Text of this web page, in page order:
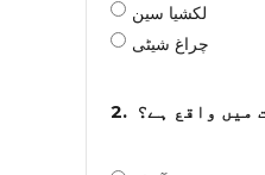
لکشیا سین
چراغ شیٹی
2. میں واقع ہے؟